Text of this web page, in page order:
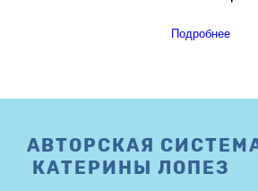
Подробнее
АВТОРСКАЯ
КАТЕРИНЫ ЛОПЕЗ